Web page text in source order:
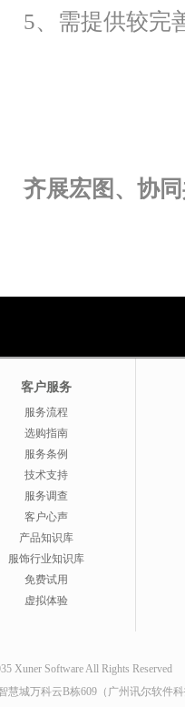
5、需提供较完
齐展宏图、协
客户服务
服务流程
选购指南
服务条例
技术支持
服务调查
客户心声
产品知识库
服饰行业知识库
免费试用
虚拟体验
Xuner Software All Rights Reserved
慧城万科云B栋609（广州讯尔软件